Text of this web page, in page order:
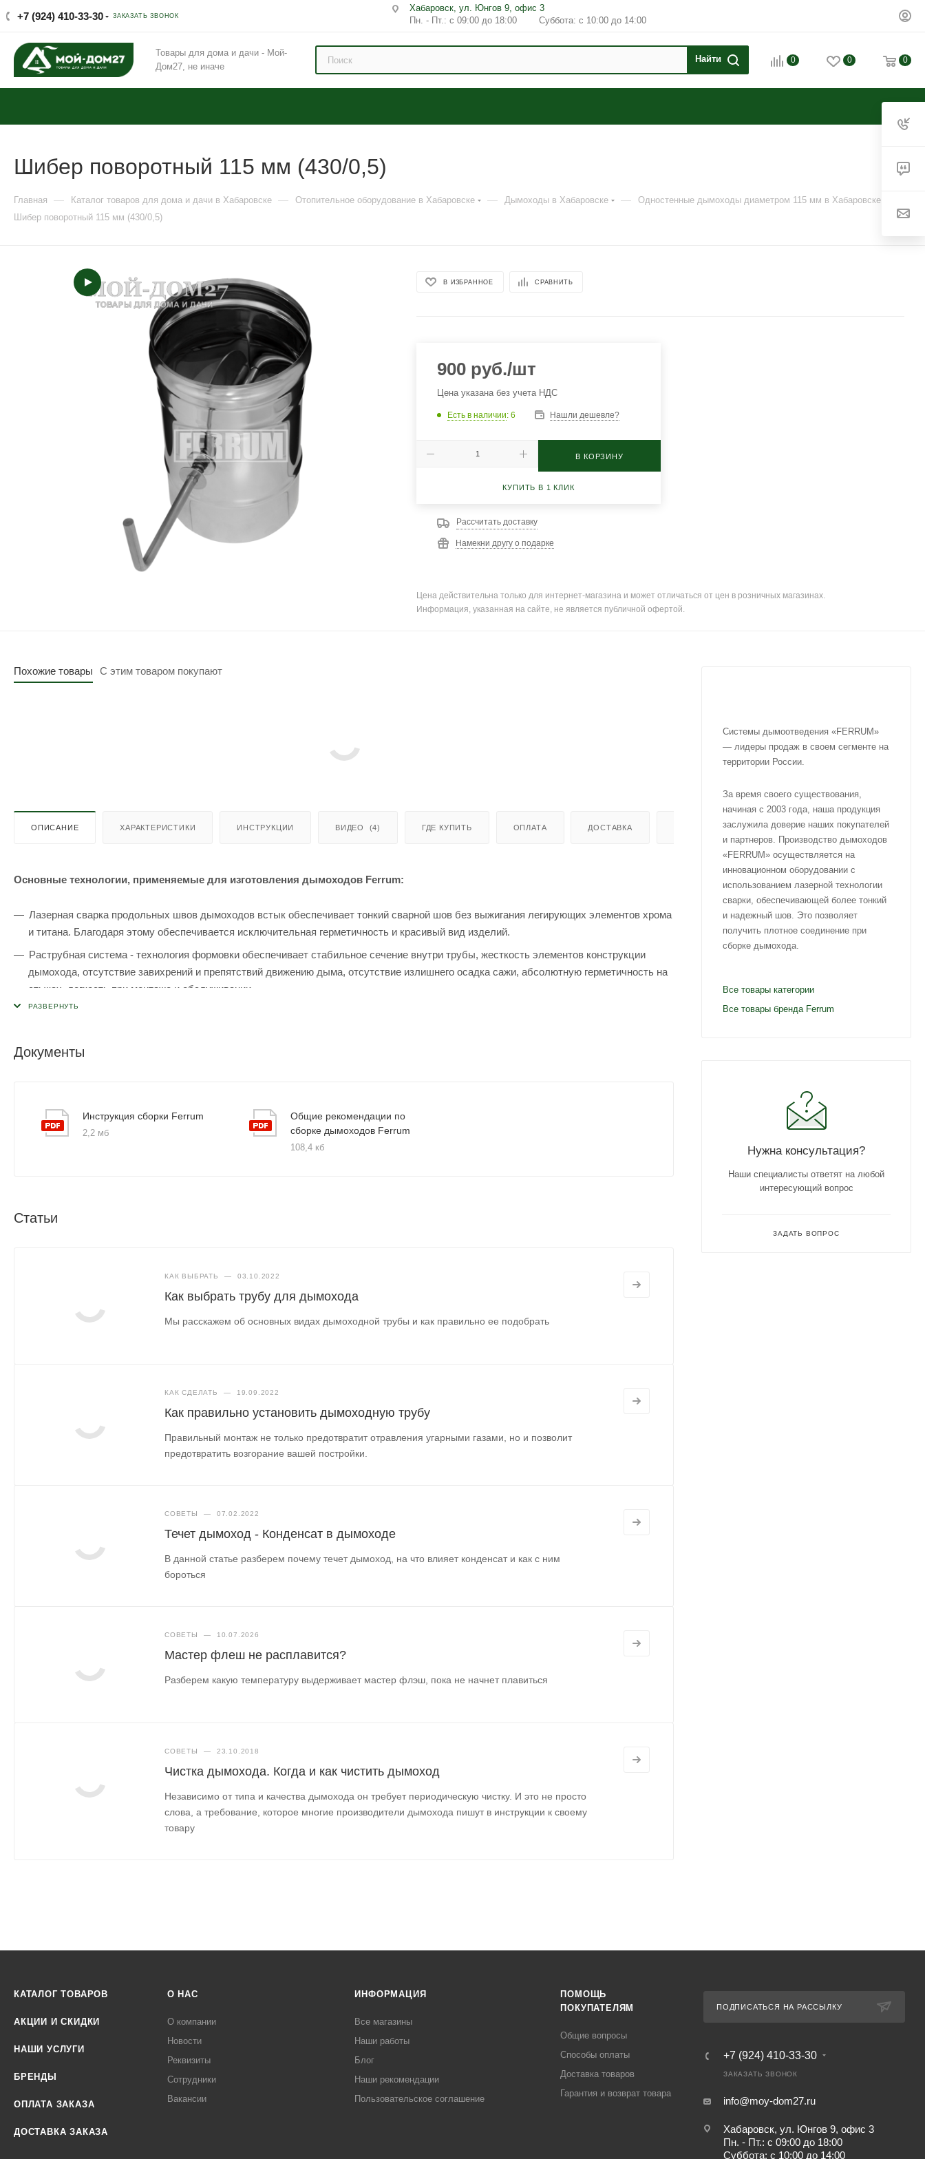
+7 (924) 410-33-30 ЗАКАЗАТЬ ЗВОНОК
Хабаровск, ул. Юнгов 9, офис 3
Пн. - Пт.: с 09:00 до 18:00 Суббота: с 10:00 до 14:00
Товары для дома и дачи - Мой-
Дом27, не иначе
0 0 0
Шибер поворотный 115 мм (430/0,5)
Главная — Каталог товаров для дома и дачи в Хабаровске — Отопительное оборудование в Хабаровске — Дымоходы в Хабаровске — Одностенные дымоходы диаметром 115 мм в Хабаровске
Шибер поворотный 115 мм (430/0,5)
В ИЗБРАННОЕ СРАВНИТЬ
900 руб./шт
Цена указана без учета НДС
Есть в наличии: 6 Нашли дешевле?
В КОРЗИНУ
КУПИТЬ В 1 КЛИК
Рассчитать доставку
Намекни другу о подарке
Цена действительна только для интернет-магазина и может отличаться от цен в розничных магазинах.
Информация, указанная на сайте, не является публичной офертой.
Похожие товары С этим товаром покупают
ОПИСАНИЕ ХАРАКТЕРИСТИКИ ИНСТРУКЦИИ ВИДЕО (4) ГДЕ КУПИТЬ ОПЛАТА ДОСТАВКА
Основные технологии, применяемые для изготовления дымоходов Ferrum:
Лазерная сварка продольных швов дымоходов встык обеспечивает тонкий сварной шов без выжигания легирующих элементов хрома
и титана. Благодаря этому обеспечивается исключительная герметичность и красивый вид изделий.
Раструбная система - технология формовки обеспечивает стабильное сечение внутри трубы, жесткость элементов конструкции
дымохода, отсутствие завихрений и препятствий движению дыма, отсутствие излишнего осадка сажи, абсолютную герметичность на
стыках, легкость при монтаже и обслуживании.
Лазерная сварка оцинковки без нарушения гальванического слоя (в отличие от обычной роликовой сварки) предотвращает
Отбортовка (вытяжка) отводов у тройников 90° позволяет получить абсолютно герметичный элемент.
дымохода в целом.
Документы
Инструкция сборки Ferrum
2,2 мб
Общие рекомендации по
сборке дымоходов Ferrum
108,4 кб
Статьи
КАК ВЫБРАТЬ — 03.10.2022
Как выбрать трубу для дымохода
Мы расскажем об основных видах дымоходной трубы и как правильно ее подобрать
КАК СДЕЛАТЬ — 19.09.2022
Как правильно установить дымоходную трубу
Правильный монтаж не только предотвратит отравления угарными газами, но и позволит
предотвратить возгорание вашей постройки.
СОВЕТЫ — 07.02.2022
Течет дымоход - Конденсат в дымоходе
В данной статье разберем почему течет дымоход, на что влияет конденсат и как с ним
бороться
СОВЕТЫ — 10.07.2026
Мастер флеш не расплавится?
Разберем какую температуру выдерживает мастер флэш, пока не начнет плавиться
СОВЕТЫ — 23.10.2018
Чистка дымохода. Когда и как чистить дымоход
Независимо от типа и качества дымохода он требует периодическую чистку. И это не просто
слова, а требование, которое многие производители дымохода пишут в инструкции к своему
товару
Системы дымоотведения «FERRUM»
— лидеры продаж в своем сегменте на
территории России.
За время своего существования,
начиная с 2003 года, наша продукция
заслужила доверие наших покупателей
и партнеров. Производство дымоходов
«FERRUM» осуществляется на
инновационном оборудовании с
использованием лазерной технологии
сварки, обеспечивающей более тонкий
и надежный шов. Это позволяет
получить плотное соединение при
сборке дымохода.
Все товары категории
Все товары бренда Ferrum
Нужна консультация?
Наши специалисты ответят на любой
интересующий вопрос
ЗАДАТЬ ВОПРОС
КАТАЛОГ ТОВАРОВ
АКЦИИ И СКИДКИ
НАШИ УСЛУГИ
БРЕНДЫ
ОПЛАТА ЗАКАЗА
ДОСТАВКА ЗАКАЗА
О НАС
О компании
Новости
Реквизиты
Сотрудники
Вакансии
ИНФОРМАЦИЯ
Все магазины
Наши работы
Блог
Наши рекомендации
Пользовательское соглашение
ПОМОЩЬ
ПОКУПАТЕЛЯМ
Общие вопросы
Способы оплаты
Доставка товаров
Гарантия и возврат товара
ПОДПИСАТЬСЯ НА РАССЫЛКУ
+7 (924) 410-33-30
ЗАКАЗАТЬ ЗВОНОК
info@moy-dom27.ru
Хабаровск, ул. Юнгов 9, офис 3
Пн. - Пт.: с 09:00 до 18:00
Суббота: с 10:00 до 14:00